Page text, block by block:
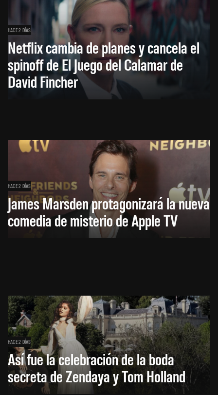
HACE 2 DÍAS
Netflix cambia de planes y cancela el
spinoff de El Juego del Calamar de
David Fincher
HACE 2 DÍAS
James Marsden protagonizará la nueva
comedia de misterio de Apple TV
HACE 2 DÍAS
Así fue la celebración de la boda
secreta de Zendaya y Tom Holland